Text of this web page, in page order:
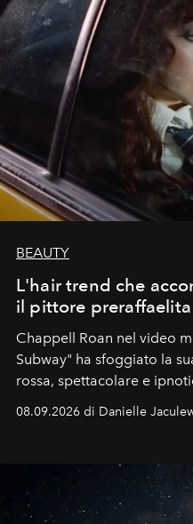
BEAUTY
L'hair trend che
il pittore
Chappell Roan nel video
Subway" ha sfoggiato la
rossa, spettacolare e
dell'autunno?
08.09.2026 di Danielle